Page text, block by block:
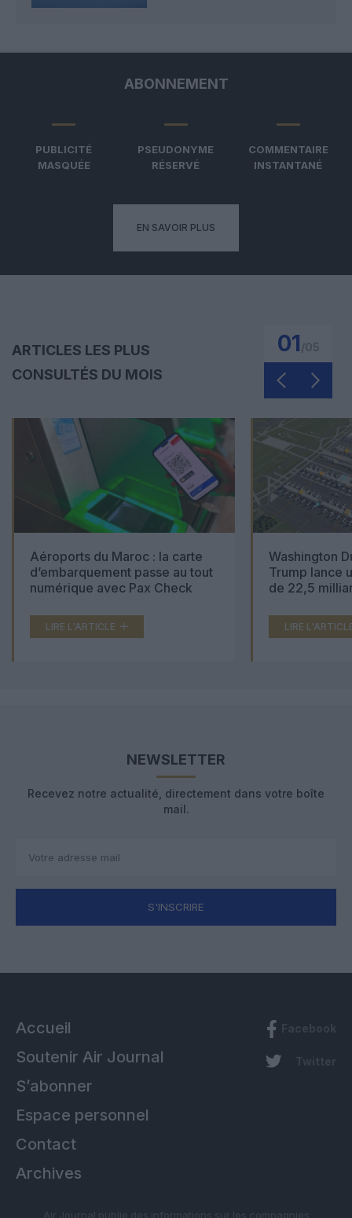
ABONNEMENT
PUBLICITÉ
MASQUÉE
PSEUDONYME
RÉSERVÉ
COMMENTAIRE
INSTANTANÉ
EN SAVOIR PLUS
ARTICLES LES PLUS
CONSULTÉS DU MOIS
01
Aéroports du Maroc : la carte
d’embarquement passe au tout
numérique avec Pax Check
LIRE L'ARTICLE
Washington
Trump lance
de 22,5
LIRE
NEWSLETTER
Recevez notre actualité, directement dans votre boîte
mail.
S'INSCRIRE
Accueil
Soutenir Air Journal
S’abonner
Espace personnel
Contact
Archives